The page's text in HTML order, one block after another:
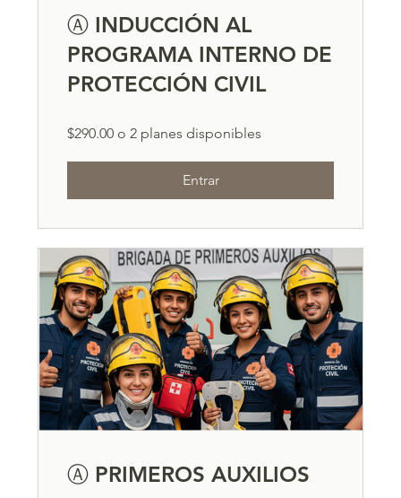
Ⓐ INDUCCIÓN AL
PROGRAMA INTERNO DE
PROTECCIÓN CIVIL
$290.00 o 2 planes disponibles
Entrar
Ⓐ PRIMEROS AUXILIOS